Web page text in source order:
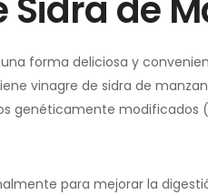
forma deliciosa y
vinagre de sidra de
genéticamente modificados
para mejorar la